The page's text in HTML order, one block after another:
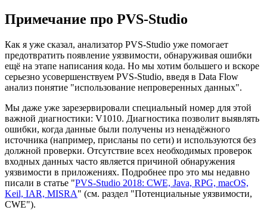
Примечание про PVS-Studio
Как я уже сказал, анализатор PVS-Studio уже помогает
предотвратить появление уязвимости, обнаруживая ошибки
ещё на этапе написания кода. Но мы хотим большего и вскоре
серьезно усовершенствуем PVS-Studio, введя в Data Flow
анализ понятие "использование непроверенных данных".
Мы даже уже зарезервировали специальный номер для этой
важной диагностики: V1010. Диагностика позволит выявлять
ошибки, когда данные были получены из ненадёжного
источника (например, присланы по сети) и используются без
должной проверки. Отсутствие всех необходимых проверок
входных данных часто является причиной обнаружения
уязвимости в приложениях. Подробнее про это мы недавно
писали в статье "PVS-Studio 2018: CWE, Java, RPG, macOS,
Keil, IAR, MISRA" (см. раздел "Потенциальные уязвимости,
CWE").